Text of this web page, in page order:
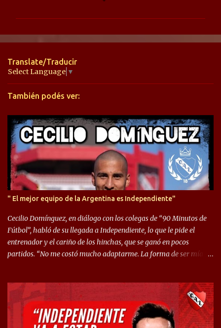
n
a
r
i
s
Translate/Traducir
Select Language ▼
También podés ver:
" El mejor equipo de la Argentina es Independiente"
Cecilio Domínguez, en diálogo con los colegas de “90 Minutos de
Fútbol”, habló de su llegada a Independiente, lo que le pide el
entrenador y el cariño de los hinchas, que se ganó en pocos
partidos. “No me costó mucho adaptarme. La forma de ser mía
llegué a un Independiente que juega muy dinámico y me gusta
mucho. Me favorece por la forma de jugar mía y eso también
ayudó a que me adapte”. “Me siento mejor por izquierda, pero me
gusta mucho jugar de 9, y juego sin problemas por derecha